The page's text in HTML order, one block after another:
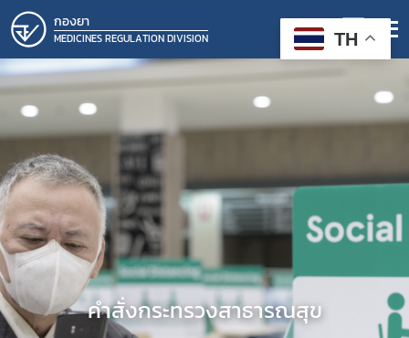
กองยา
MEDICINES REGULATION DIVISION
คำสั่งกระทรวงสาธารณสุข
TH